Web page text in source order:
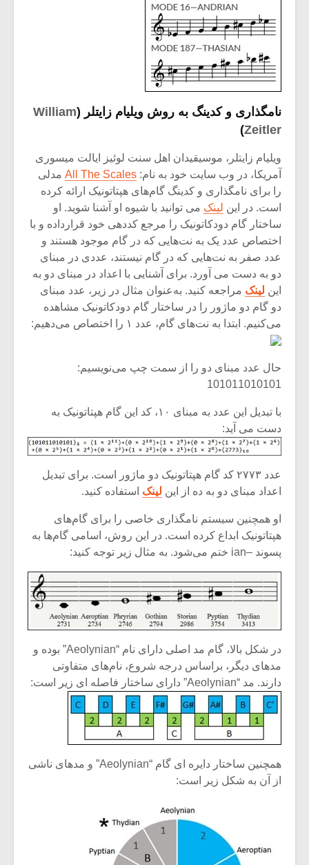
نامگذاری و کدینگ به روش ویلیام زایتلر (
William
Zeitler
)
ویلیام زایتلر، موسیقیدان اهل سنت لوئیز ایالت میسوری
آمریکا، در وب سایت خود به نام: All The Scales مدلی
را برای نامگذاری و کدینگ گام‌های هپتاتونیک ارائه کرده
است. در این لینک می توانید با شیوه او آشنا شوید. او
ساختار گام دودکاتونیک را مرجع کددهی خود قرارداده و با
اختصاص عدد یک به نت‌هایی که در گام موجود هستند و
عدد صفر به نت‌هایی که در گام نیستند، عددی در مبنای
دو به دست می آورد. برای آشنایی با اعداد در مبنای دو به
این لینک مراجعه کنید. به‌عنوان مثال در زیر، عدد مبنای
دو گام دو ماژور را در ساختار گام دودکاتونیک مشاهده
می‌کنیم. ابتدا به نت‌های گام، عدد ۱ را اختصاص می‌دهیم:
حال عدد مبنای دو را از سمت چپ می‌نویسیم:
101011010101
با تبدیل این عدد به مبنای ۱۰، کد این گام هپتاتونیک به
دست می آید:
عدد ۲۷۷۳ کد گام هپتاتونیک دو ماژور است. برای تبدیل
اعداد مبنای دو به ده از این لینک استفاده کنید.
او همچنین سیستم نامگذاری خاصی را برای گام‌های
هپتاتونیک ابداع کرده است. در این روش، اسامی گام‌ها به
پسوند –ian ختم می‌شود. به مثال زیر توجه کنید:
در شکل بالا، گام مد اصلی دارای نام “Aeolynian” بوده و
مدهای دیگر، براساس درجه شروع، نام‌های متفاوتی
دارند. مد “Aeolynian” دارای ساختار فاصله ای زیر است:
همچنین ساختار دایره ای گام “Aeolynian” و مدهای ناشی
از آن به شکل زیر است:
بدنام ترین باش